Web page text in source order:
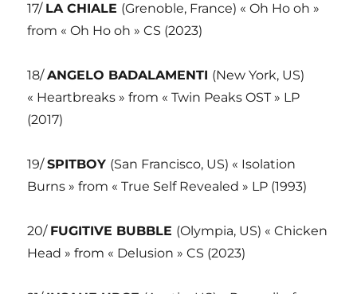
17/ LA CHIALE (Grenoble, France) « Oh Ho oh »
from « Oh Ho oh » CS (2023)
18/ANGELO BADALAMENTI (New York, US)
« Heartbreaks » from « Twin Peaks OST » LP
(2017)
19/SPITBOY (San Francisco, US) « Isolation
Burns » from « True Self Revealed » LP (1993)
20/ FUGITIVE BUBBLE (Olympia, US) « Chicken
Head » from « Delusion » CS (2023)